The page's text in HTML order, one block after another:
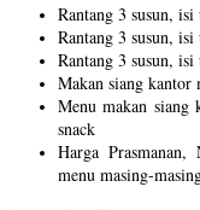
Rantang 3 susun,
Rantang 3 susun,
Rantang 3 susun,
Makan siang kantor
Menu makan
snack
Harga
menu masing-